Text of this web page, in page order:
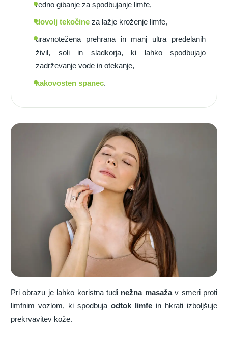
redno gibanje za spodbujanje limfe,
dovolj tekočine za lažje kroženje limfe,
uravnotežena prehrana in manj ultra predelanih
živil, soli in sladkorja, ki lahko spodbujajo
zadrževanje vode in otekanje,
kakovosten spanec.
Pri obrazu je lahko koristna tudi nežna masažav smeri proti
limfnim vozlom, ki spodbuja odtok limfe in hkrati izboljšuje
prekrvavitev kože.